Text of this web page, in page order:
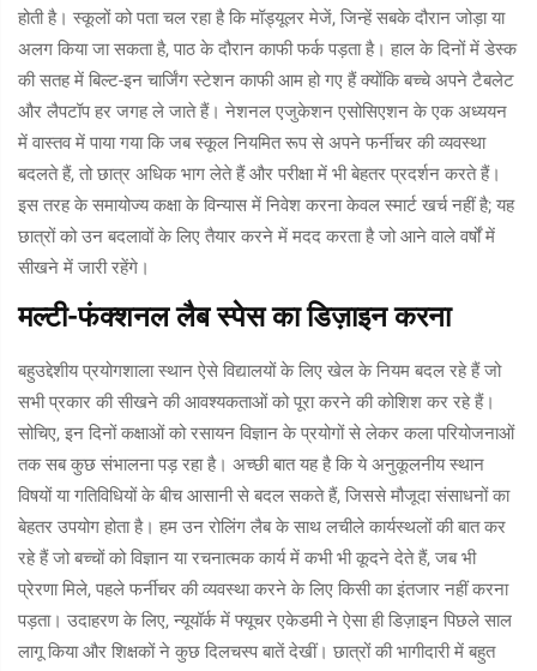
होती है। स्कूलों को पता चल रहा है कि मॉड्यूलर मेजें, जिन्हें सबके दौरान जोड़ा या
अलग किया जा सकता है, पाठ के दौरान काफी फर्क पड़ता है। हाल के दिनों में डेस्क
की सतह में बिल्ट-इन चार्जिंग स्टेशन काफी आम हो गए हैं क्योंकि बच्चे अपने टैबलेट
और लैपटॉप हर जगह ले जाते हैं। नेशनल एजुकेशन एसोसिएशन के एक अध्ययन
में वास्तव में पाया गया कि जब स्कूल नियमित रूप से अपने फर्नीचर की व्यवस्था
बदलते हैं, तो छात्र अधिक भाग लेते हैं और परीक्षा में भी बेहतर प्रदर्शन करते हैं।
इस तरह के समायोज्य कक्षा के विन्यास में निवेश करना केवल स्मार्ट खर्च नहीं है; यह
छात्रों को उन बदलावों के लिए तैयार करने में मदद करता है जो आने वाले वर्षों में
सीखने में जारी रहेंगे।
मल्टी-फंक्शनल लैब स्पेस का डिज़ाइन करना
बहुउद्देशीय प्रयोगशाला स्थान ऐसे विद्यालयों के लिए खेल के नियम बदल रहे हैं जो
सभी प्रकार की सीखने की आवश्यकताओं को पूरा करने की कोशिश कर रहे हैं।
सोचिए, इन दिनों कक्षाओं को रसायन विज्ञान के प्रयोगों से लेकर कला परियोजनाओं
तक सब कुछ संभालना पड़ रहा है। अच्छी बात यह है कि ये अनुकूलनीय स्थान
विषयों या गतिविधियों के बीच आसानी से बदल सकते हैं, जिससे मौजूदा संसाधनों का
बेहतर उपयोग होता है। हम उन रोलिंग लैब के साथ लचीले कार्यस्थलों की बात कर
रहे हैं जो बच्चों को विज्ञान या रचनात्मक कार्य में कभी भी कूदने देते हैं, जब भी
प्रेरणा मिले, पहले फर्नीचर की व्यवस्था करने के लिए किसी का इंतजार नहीं करना
पड़ता। उदाहरण के लिए, न्यूयॉर्क में फ्यूचर एकेडमी ने ऐसा ही डिज़ाइन पिछले साल
लागू किया और शिक्षकों ने कुछ दिलचस्प बातें देखीं। छात्रों की भागीदारी में बहुत